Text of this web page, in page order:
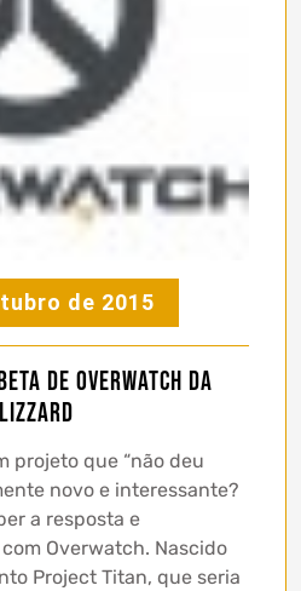
de 2015
de Overwatch da
projeto que “não deu
novo e interessante?
a resposta e
Overwatch. Nascido
Project Titan, que seria